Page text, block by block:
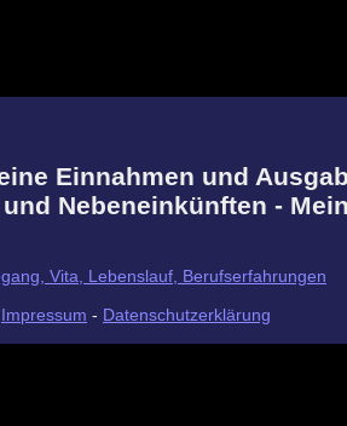
Einnahmen und
Nebeneinkünften -
Vita, Lebenslauf, Berufserfahrungen
Impressum - Datenschutzerklärung